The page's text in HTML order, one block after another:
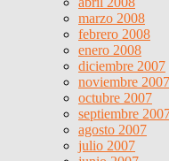
marzo 2008
febrero 2008
enero 2008
diciembre 2007
noviembre 2007
octubre 2007
septiembre
agosto 2007
julio 2007